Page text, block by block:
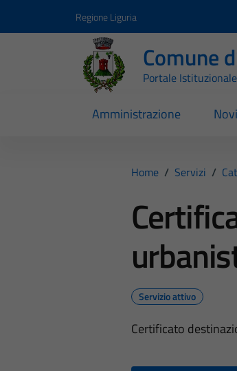
Regione Liguria
Comune
Portale Istituzionale
Amministrazione
Home / Servizi /
Servizio attivo
Certificato